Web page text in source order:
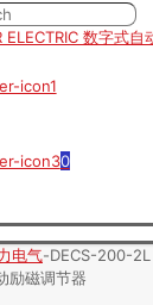
0
电气-DECS-200-2L
励磁调节器